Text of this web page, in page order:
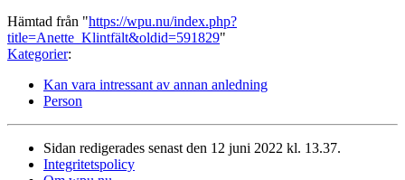
Hämtad från "https://wpu.nu/index.php?
title=Anette_Klintfält&oldid=591829"
Kategorier:
Kan vara intressant av annan anledning
Person
Sidan redigerades senast den 12 juni 2022 kl. 13.37.
Integritetspolicy